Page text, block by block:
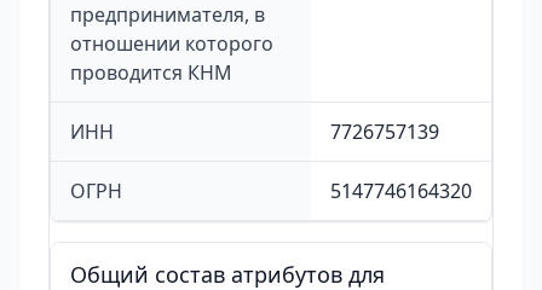
предпринимателя, в
отношении которого
проводится КНМ
ИНН 7726757139
ОГРН 5147746164320
Общий состав атрибутов для